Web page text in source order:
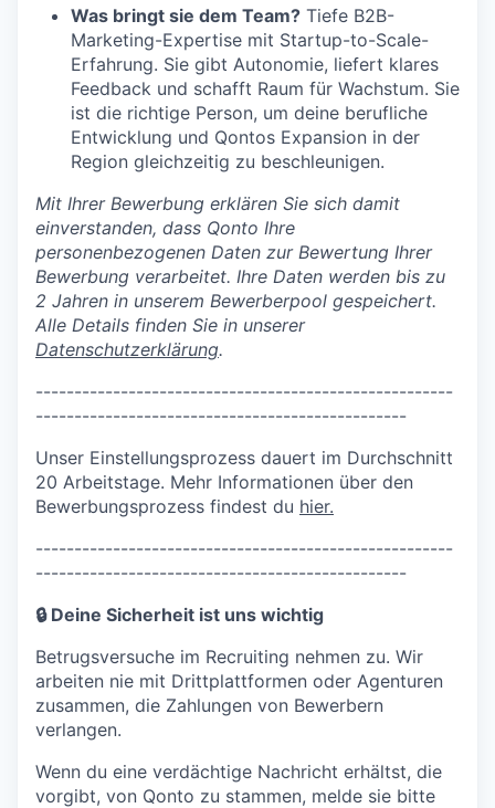
Was bringt sie dem Team? Tiefe B2B-
Marketing-Expertise mit Startup-to-Scale-
Erfahrung. Sie gibt Autonomie, liefert klares
Feedback und schafft Raum für Wachstum. Sie
ist die richtige Person, um deine berufliche
Entwicklung und Qontos Expansion in der
Region gleichzeitig zu beschleunigen.
Mit Ihrer Bewerbung erklären Sie sich damit
einverstanden, dass Qonto Ihre
personenbezogenen Daten zur Bewertung Ihrer
Bewerbung verarbeitet. Ihre Daten werden bis zu
2 Jahren in unserem Bewerberpool gespeichert.
Alle Details finden Sie in unserer
Datenschutzerklärung.
------------------------------------------------------
------------------------------------------------
Unser Einstellungsprozess dauert im Durchschnitt
20 Arbeitstage. Mehr Informationen über den
Bewerbungsprozess findest du hier.
------------------------------------------------------
------------------------------------------------
🔒 Deine Sicherheit ist uns wichtig
Betrugsversuche im Recruiting nehmen zu. Wir
arbeiten nie mit Drittplattformen oder Agenturen
zusammen, die Zahlungen von Bewerbern
verlangen.
Wenn du eine verdächtige Nachricht erhältst, die
vorgibt, von Qonto zu stammen, melde sie bitte